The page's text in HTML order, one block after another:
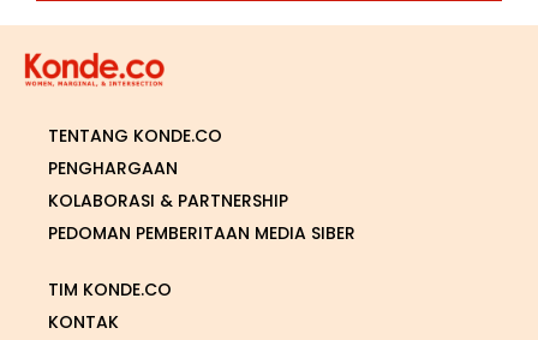
TENTANG KONDE.CO
PENGHARGAAN
KOLABORASI & PARTNERSHIP
PEDOMAN PEMBERITAAN MEDIA SIBER
TIM KONDE.CO
KONTAK